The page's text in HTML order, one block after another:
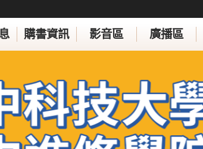
購書資訊 影音區 廣播區